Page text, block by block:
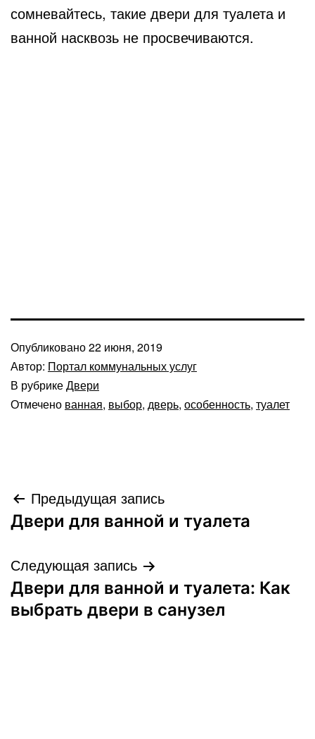
сомневайтесь, такие двери для туалета и
ванной насквозь не просвечиваются.
Опубликовано22 июня, 2019
Автор: Портал коммунальных услуг
В рубрикеДвери
Отмечено ванная, выбор, дверь, особенность, туалет
Навигация
по
записям
Предыдущая запись
Двери для ванной и туалета
Следующая запись
Двери для ванной и туалета: Как
выбрать двери в санузел